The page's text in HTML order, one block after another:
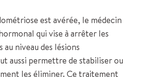
est avérée, le médecin
qui vise à arrêter les
niveau des lésions
aussi permettre de stabiliser ou
les éliminer. Ce traitement